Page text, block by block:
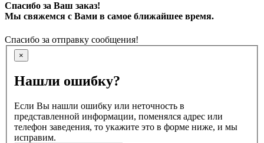
Спасибо за Ваш заказ!
Мы свяжемся с Вами в самое ближайшее время.
Спасибо за отправку сообщения!
×
Нашли ошибку?
Если Вы нашли ошибку или неточность в
представленной информации, поменялся адрес или
телефон заведения, то укажите это в форме ниже, и мы
исправим.